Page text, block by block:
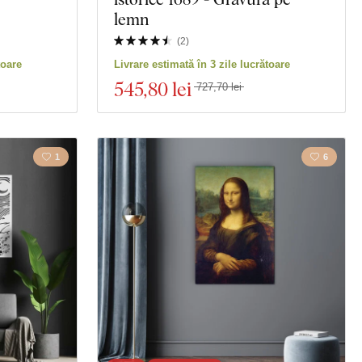
lemn
(2)
Livrare estimată în 3 zile lucrătoare
545,80 lei 727,70 lei
1 6